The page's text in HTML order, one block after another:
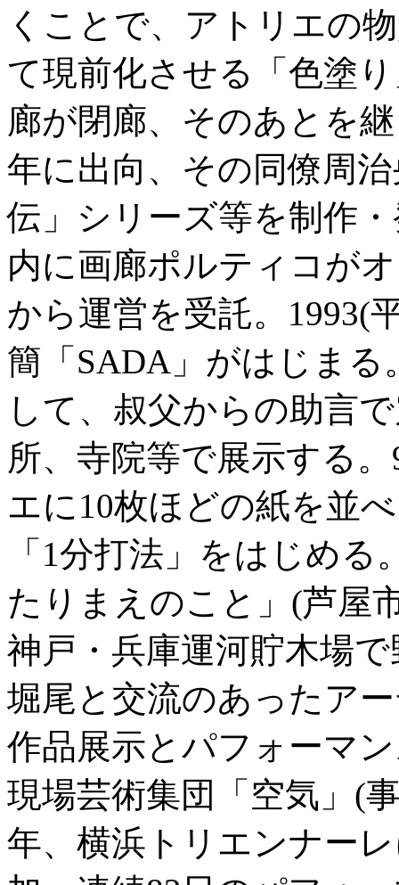
くことで、アトリエの
て現前化させる「色塗
廊が閉廊、そのあとを
年に出向、その同僚周
伝」シリーズ等を制作
内に画廊ポルティコが
から運営を受託。1993(
簡「SADA」がはじまる
して、叔父からの助言
所、寺院等で展示する
エに10枚ほどの紙を並
「1分打法」をはじめ
たりまえのこと」(芦屋
神戸・兵庫運河貯木場
堀尾と交流のあったア
作品展示とパフォーマ
現場芸術集団「空気」(
年、横浜トリエンナー